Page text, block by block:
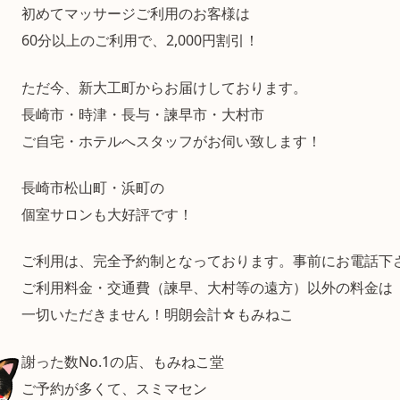
初めてマッサージご利用のお客様は
60分以上のご利用で、2,000円割引！
ただ今、新大工町からお届けしております。
長崎市・時津・長与・諫早市・大村市
ご自宅・ホテルへスタッフがお伺い致します！
長崎市松山町・浜町の
個室サロンも大好評です！
ご利用は、完全予約制となっております。事前にお電話下
ご利用料金・交通費（諫早、大村等の遠方）以外の料金は
一切いただきません！明朗会計☆もみねこ
謝った数No.1の店、もみねこ堂
ご予約が多くて、スミマセン